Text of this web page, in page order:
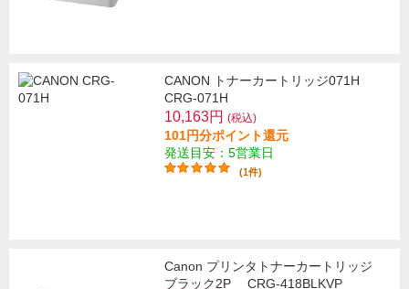
CANON トナーカートリッジ071H
CRG-071H
10,163円 (税込)
101円分ポイント還元
発送目安：5営業日
(1件)
Canon プリンタトナーカートリッジ
ブラック2P CRG-418BLKVP